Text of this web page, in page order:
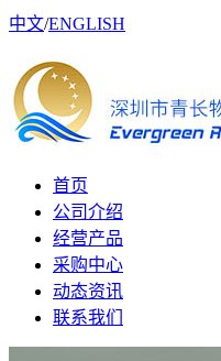
中文/ENGLISH
首页
公司介绍
经营产品
采购中心
动态资讯
联系我们